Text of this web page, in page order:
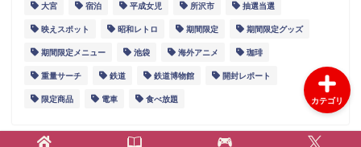
大宮 宿泊 平成女児 所沢市 抽選当選
映えスポット 昭和レトロ 期間限定 期間限定グッズ
期間限定メニュー 池袋 海外アニメ 珈琲
重量サーチ 鉄道 鉄道博物館 開封レポート
限定商品 電車 食べ放題 カテゴリ
レポート